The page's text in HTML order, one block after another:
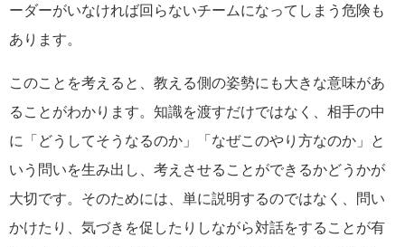
ーダーがいなければ回らないチームになってしまう危険も
あります。
このことを考えると、教える側の姿勢にも大きな意味があ
ることがわかります。知識を渡すだけではなく、相手の中
に「どうしてそうなるのか」「なぜこのやり方なのか」と
いう問いを生み出し、考えさせることができるかどうかが
大切です。そのためには、単に説明するのではなく、問い
かけたり、気づきを促したりしながら対話をすることが有